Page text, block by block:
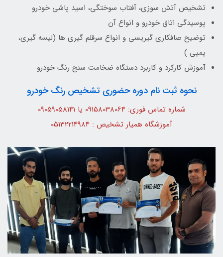
تشخیص آتش سوزی، آفتاب سوختگی، اسید پاشی خودرو
پوسیدگی اتاق خودرو و انواع آن
توضیح صافکاری گیریسی و انواع سرقلم گیری ها (لیسه گیری،
پمپی )
آموزش کارکرد و کاربرد دستگاه ضخامت سنج رنگ خودرو
نحوه ثبت نام دوره حضوری تشخیص رنگ خودرو
شماره تماس فوری: 09158038064 یا 09059058141
آموزشگاه همیار تشخیص : 05132214984